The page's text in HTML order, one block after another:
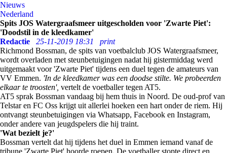
Nieuws
Nederland
Spits JOS Watergraafsmeer uitgescholden voor 'Zwarte Piet':
'Doodstil in de kleedkamer'
Redactie
25-11-2019 18:31
print
Richmond Bossman, de spits van voetbalclub JOS Watergraafsmeer,
wordt overladen met steunbetuigingen nadat hij gistermiddag werd
uitgemaakt voor 'Zwarte Piet' tijdens een duel tegen de amateurs van
VV Emmen. 'In de kleedkamer was een doodse stilte. We probeerden
elkaar te troosten', vertelt de voetballer tegen AT5.
AT5 sprak Bossman vandaag bij hem thuis in Noord. De oud-prof van
Telstar en FC Oss krijgt uit allerlei hoeken een hart onder de riem. Hij
ontvangt steunbetuigingen via Whatsapp, Facebook en Instagram,
onder andere van jeugdspelers die hij traint.
'Wat bezielt je?'
Bossman vertelt dat hij tijdens het duel in Emmen iemand vanaf de
tribune 'Zwarte Piet' hoorde roepen. De voetballer stopte direct en